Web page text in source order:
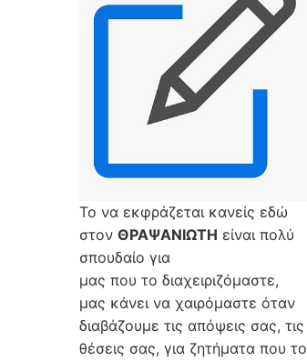
Το να εκφράζεται κανείς εδώ
στον ΘΡΑΨΑΝΙΩΤΗ είναι πολύ
σπουδαίο για
μας που το διαχειριζόμαστε,
μας κάνει να χαιρόμαστε όταν
διαβάζουμε τις απόψεις σας, τις
θέσεις σας, για ζητήματα που το